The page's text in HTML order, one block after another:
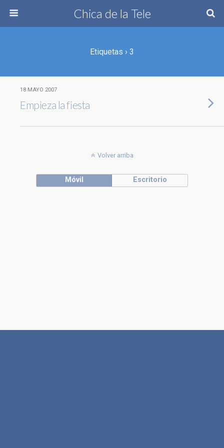
Chica de la Tele
Etiquetas › 3
18 MAYO 2007
Empieza la fiesta
Volver arriba
Móvil Escritorio